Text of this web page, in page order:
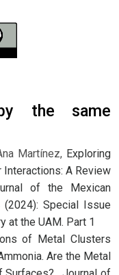
the same
Martínez, Exploring
Interactions: A Review
of the Mexican
Special Issue
at the UAM. Part 1
of Metal Clusters
Are the Metal